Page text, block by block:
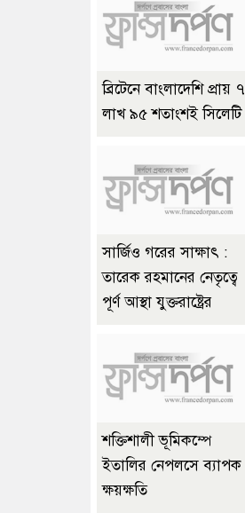
ব্রিটেনে বাংলাদেশি প্রায় ৭
লাখ ৯৫ শতাংশই সিলেটি
সার্জিও গরের সাক্ষাৎ :
তারেক রহমানের নেতৃত্বে
পূর্ণ আস্থা যুক্তরাষ্ট্রের
শক্তিশালী ভূমিকম্পে
ইতালির নেপলসে ব্যাপক
ক্ষয়ক্ষতি